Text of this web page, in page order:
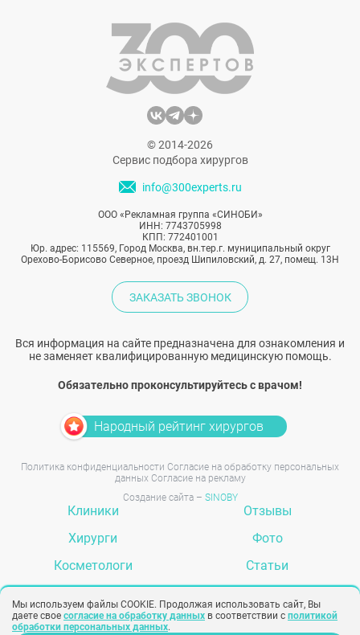
© 2014-2026
Сервис подбора хирургов
info@300experts.ru
ООО «Рекламная группа «СИНОБИ»
ИНН: 7743705998
КПП: 772401001
Юр. адрес: 115569, Город Москва, вн.тер.г. муниципальный округ
Орехово-Борисово Северное, проезд Шипиловский, д. 27, помещ. 13Н
ЗАКАЗАТЬ ЗВОНОК
Вся информация на сайте предназначена для ознакомления и
не заменяет квалифицированную медицинскую помощь.
Обязательно проконсультируйтесь с врачом!
Народный рейтинг хирургов
Политика конфиденциальности Согласие на обработку персональных
данных Согласие на рекламу
Создание сайта – SINOBY
Клиники
Хирурги
Косметологи
Отзывы
Фото
Статьи
Мы используем файлы COOKIE. Продолжая использовать сайт, Вы
даете свое согласие на обработку данных в соответствии с политикой
обработки персональных данных.